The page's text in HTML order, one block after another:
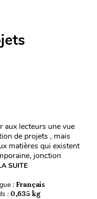
aux lecteurs une vue
de projets , mais
matières qui existent
jonction
SUITE
: Français
: 0,635 kg